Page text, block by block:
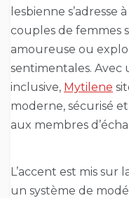
lesbienne s’adresse
couples de femmes
amoureuse ou
sentimentales.
inclusive, Mytilene
moderne, sécurisé
aux membres
L’accent est mis sur
un système de